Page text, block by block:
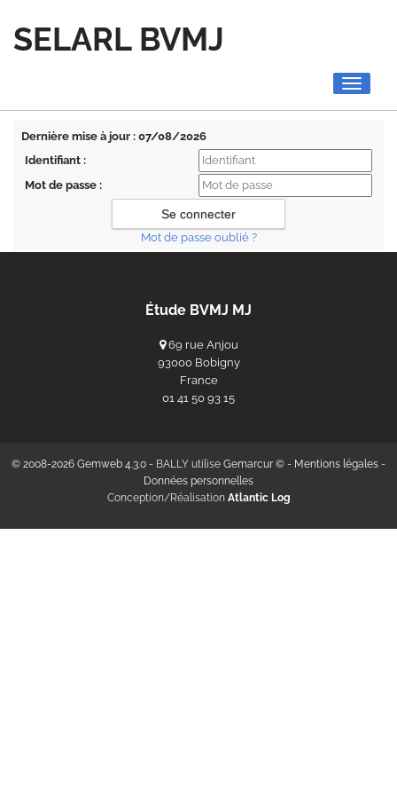
SELARL BVMJ
Toggle
Dernière mise à jour : 07/08/2026
Identifiant :
Mot de passe :
Mot de passe oublié ?
Étude BVMJ MJ
69 rue Anjou
93000 Bobigny
France
‭01 41 50 93 15‬
© 2008-2026 Gemweb 4.3.0 - BALLY utilise Gemarcur © - Mentions légales -
Données personnelles
Conception/Réalisation Atlantic Log